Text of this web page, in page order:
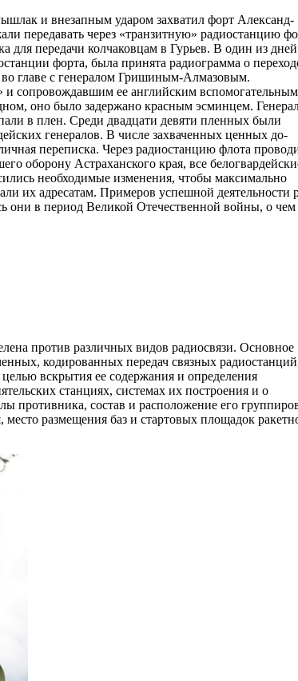
и внезапным ударом захватил форт Александ­
переда­вать через «транзитную» радиостанцию
пе­редачи колчаковцам в Гурьев. В один из дней
форта, была принята радиограмма о
главе с генералом Гришиным-Алмазовым.
и сопровождав­шим ее английским
оно было задержано красным эсминцем.
в плен. Среди двадцати девяти пленных бы­ли
генералов. В числе захваченных ценных до­
пере­писка. Через радиостанцию флота
оборо­ну Астраханского края, все
не­обходимые изменения, чтобы максимально
их адреса­там. Примеров успешной деятельности
они в пе­риод Великой Отечественной войны, о чем
против различных видов радиосвязи. Основное
кодированных передач связных
вскрытия ее содержания и определения
станциях, системах их построения и о
противника, состав и расположение его
размещения баз и стартовых площадок